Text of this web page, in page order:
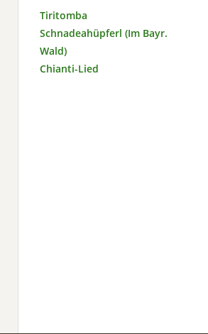
Tiritomba
Schnadeahüpferl (Im Bayr.
Wald)
Chianti-Lied